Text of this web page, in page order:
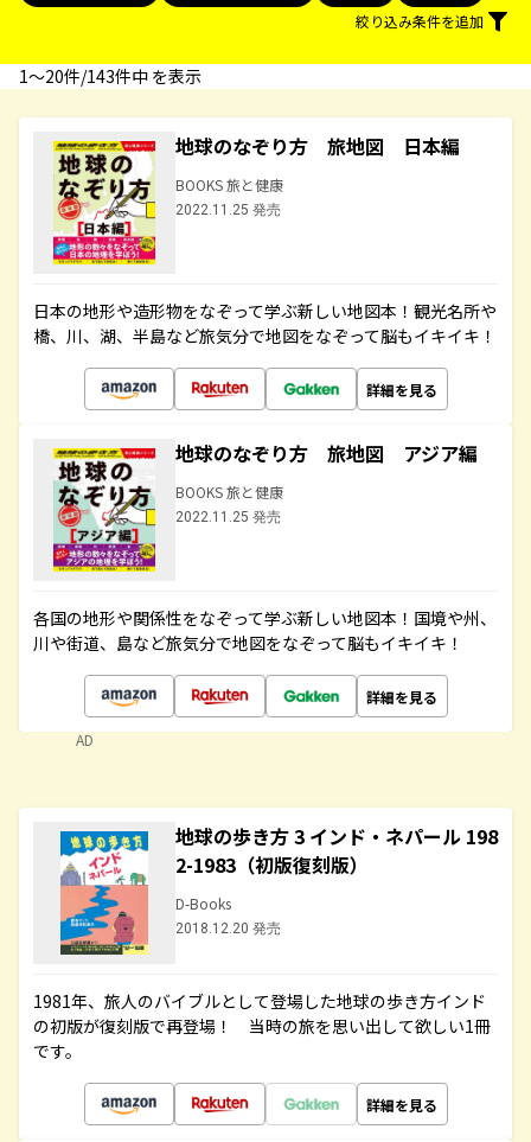
絞り込み条件を追加
1〜20件/143件中 を表示
地球のなぞり方 旅地図 日本編
BOOKS 旅と健康
2022.11.25 発売
日本の地形や造形物をなぞって学ぶ新しい地図本！観光名所や
橋、川、湖、半島など旅気分で地図をなぞって脳もイキイキ！
詳細を見る
地球のなぞり方 旅地図 アジア編
BOOKS 旅と健康
2022.11.25 発売
各国の地形や関係性をなぞって学ぶ新しい地図本！国境や州、
川や街道、島など旅気分で地図をなぞって脳もイキイキ！
詳細を見る
AD
地球の歩き方 3 インド・ネパール 198
2-1983（初版復刻版）
D-Books
2018.12.20 発売
1981年、旅人のバイブルとして登場した地球の歩き方インド
の初版が復刻版で再登場！ 当時の旅を思い出して欲しい1冊
です。
詳細を見る